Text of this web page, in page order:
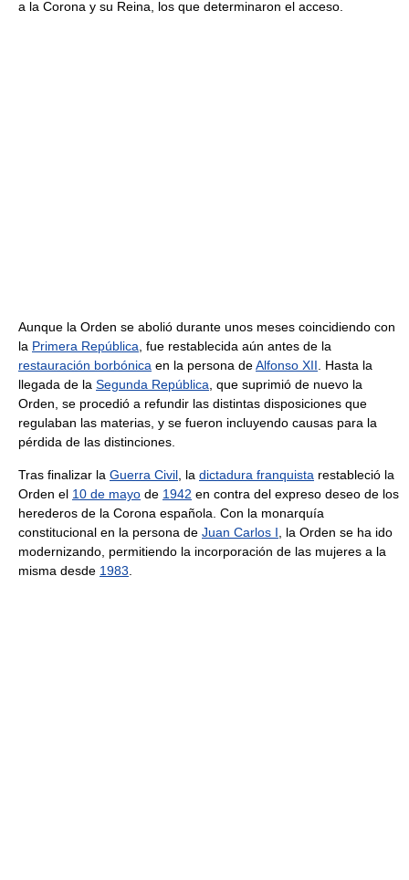
a la Corona y su Reina, los que determinaron el acceso.
Aunque la Orden se abolió durante unos meses coincidiendo con
la Primera República, fue restablecida aún antes de la
restauración borbónica en la persona deAlfonso XII. Hasta la
llegada de la Segunda República, que suprimió de nuevo la
Orden, se procedió a refundir las distintas disposiciones que
regulaban las materias, y se fueron incluyendo causas para la
pérdida de las distinciones.
Tras finalizar la Guerra Civil, la dictadura franquista restableció la
Orden el 10 de mayo de 1942 en contra del expreso deseo de los
herederos de la Corona española. Con la monarquía
constitucional en la persona de Juan Carlos I, la Orden se ha ido
modernizando, permitiendo la incorporación de las mujeres a la
misma desde 1983.